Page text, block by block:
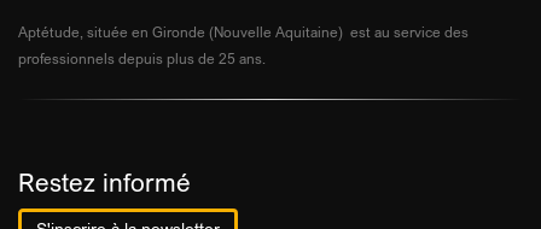
Aptétude, située en Gironde (Nouvelle Aquitaine) est au service des
professionnels depuis plus de 25 ans.
Restez informé